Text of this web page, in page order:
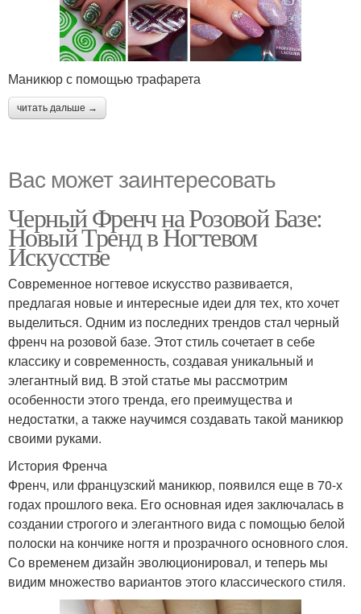
Маникюр с помощью трафарета
читать дальше →
Вас может заинтересовать
Черный Френч на Розовой Базе:
Новый Тренд в Ногтевом
Искусстве
Современное ногтевое искусство развивается,
предлагая новые и интересные идеи для тех, кто хочет
выделиться. Одним из последних трендов стал черный
френч на розовой базе. Этот стиль сочетает в себе
классику и современность, создавая уникальный и
элегантный вид. В этой статье мы рассмотрим
особенности этого тренда, его преимущества и
недостатки, а также научимся создавать такой маникюр
своими руками.
История Френча
Френч, или французский маникюр, появился еще в 70-х
годах прошлого века. Его основная идея заключалась в
создании строгого и элегантного вида с помощью белой
полоски на кончике ногтя и прозрачного основного слоя.
Со временем дизайн эволюционировал, и теперь мы
видим множество вариантов этого классического стиля.